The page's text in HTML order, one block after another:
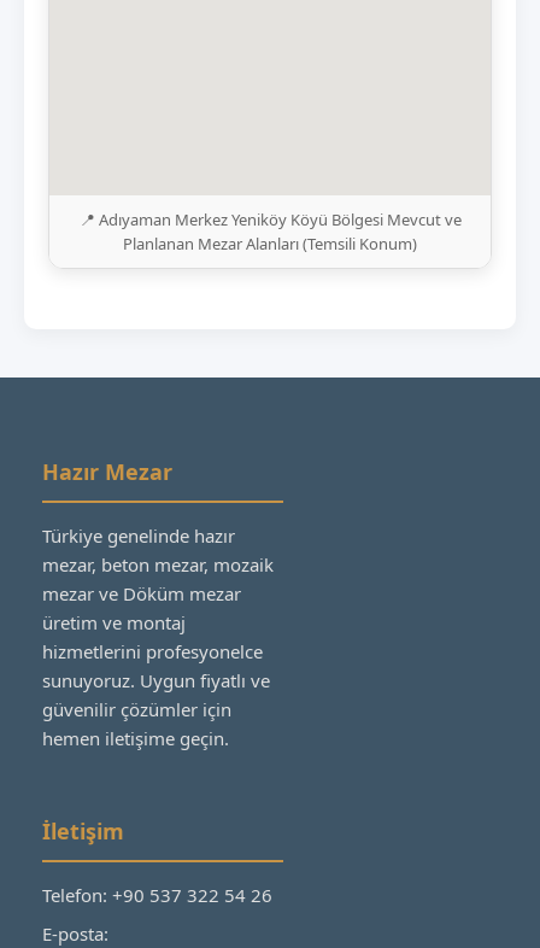
📍 Adıyaman Merkez Yeniköy Köyü Bölgesi Mevcut ve
Planlanan Mezar Alanları (Temsili Konum)
Hazır Mezar
Türkiye genelinde hazır
mezar, beton mezar, mozaik
mezar ve Döküm mezar
üretim ve montaj
hizmetlerini profesyonelce
sunuyoruz. Uygun fiyatlı ve
güvenilir çözümler için
hemen iletişime geçin.
İletişim
Telefon: +90 537 322 54 26
E-posta: